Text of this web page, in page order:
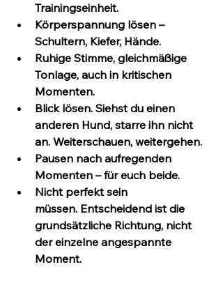
Trainingseinheit.
Körperspannung lösen –
Schultern, Kiefer, Hände.
Ruhige Stimme, gleichmäßige
Tonlage, auch in kritischen
Momenten.
Blick lösen. Siehst du einen
anderen Hund, starre ihn nicht
an. Weiterschauen, weitergehen.
Pausen nach aufregenden
Momenten – für euch beide.
Nicht perfekt sein
müssen. Entscheidend ist die
grundsätzliche Richtung, nicht
der einzelne angespannte
Moment.